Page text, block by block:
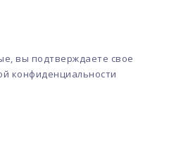
вы подтверждаете свое
конфиденциальности